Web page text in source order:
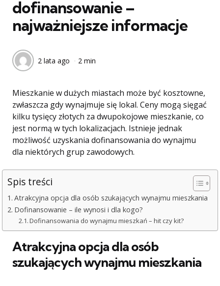
dofinansowanie –
najważniejsze informacje
2 lata ago 2 min
Mieszkanie w dużych miastach może być kosztowne,
zwłaszcza gdy wynajmuje się lokal. Ceny mogą sięgać
kilku tysięcy złotych za dwupokojowe mieszkanie, co
jest normą w tych lokalizacjach. Istnieje jednak
możliwość uzyskania dofinansowania do wynajmu
dla niektórych grup zawodowych.
Spis treści
Atrakcyjna opcja dla osób szukających wynajmu mieszkania
Dofinansowanie – ile wynosi i dla kogo?
Dofinansowania do wynajmu mieszkań – hit czy kit?
Atrakcyjna opcja dla osób
szukających wynajmu mieszkania